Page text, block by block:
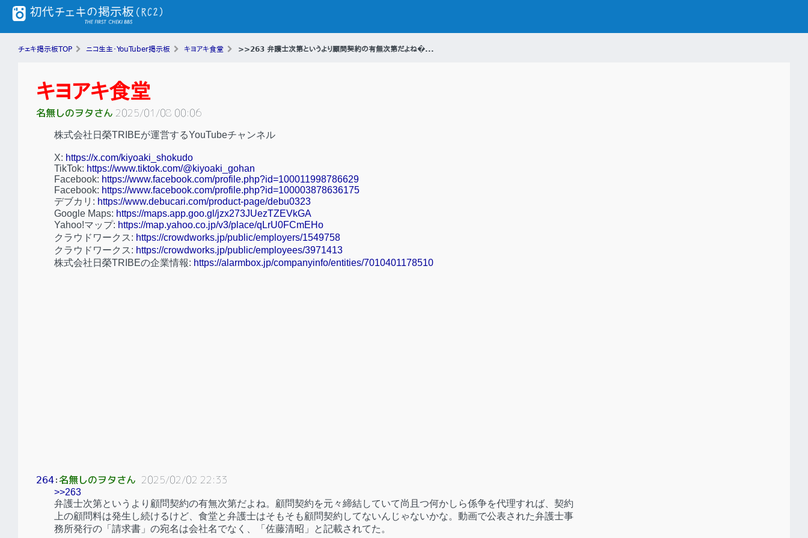
チェキ掲示板TOP ニコ生主・YouTuber掲示板 キヨアキ食堂 >>263 弁護士次第というより顧問契約の有無次第だよね�...
キヨアキ食堂
名無しのヲタさん 2025/01/08 00:06
株式会社日榮TRIBEが運営するYouTubeチャンネル
X: https://x.com/kiyoaki_shokudo
TikTok: https://www.tiktok.com/@kiyoaki_gohan
Facebook: https://www.facebook.com/profile.php?id=100011998786629
Facebook: https://www.facebook.com/profile.php?id=100003878636175
デブカリ: https://www.debucari.com/product-page/debu0323
Google Maps: https://maps.app.goo.gl/jzx273JUezTZEVkGA
Yahoo!マップ: https://map.yahoo.co.jp/v3/place/qLrU0FCmEHo
クラウドワークス: https://crowdworks.jp/public/employers/1549758
クラウドワークス: https://crowdworks.jp/public/employees/3971413
株式会社日榮TRIBEの企業情報: https://alarmbox.jp/companyinfo/entities/7010401178510
264：名無しのヲタさん 2025/02/02 22:33
>>263
弁護士次第というより顧問契約の有無次第だよね。顧問契約を元々締結していて尚且つ何かしら係争を代理すれば、契約
上の顧問料は発生し続けるけど、食堂と弁護士はそもそも顧問契約してないんじゃないかな。動画で公表された弁護士事
務所発行の「請求書」の宛名は会社名でなく、「佐藤清昭」と記載されてた。